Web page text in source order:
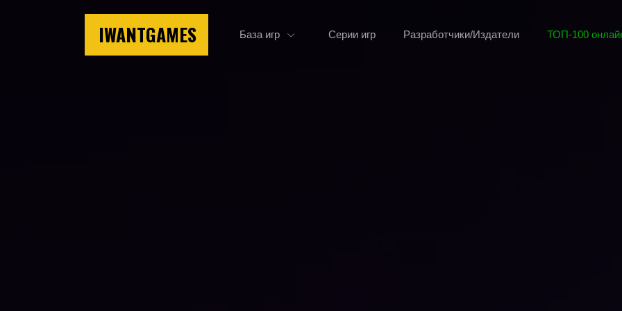
IWANTGAMES База игр Серии игр Разработчики/Издатели ТОП-100